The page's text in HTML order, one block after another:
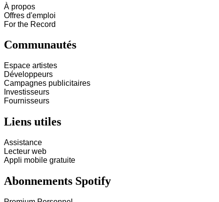
À propos
Offres d'emploi
For the Record
Communautés
Espace artistes
Développeurs
Campagnes publicitaires
Investisseurs
Fournisseurs
Liens utiles
Assistance
Lecteur web
Appli mobile gratuite
Abonnements Spotify